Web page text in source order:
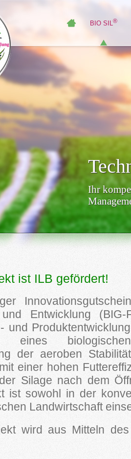
BIO SIL®
Ihr
ist ILB gefördert!
und Entwicklung
und
eines
der aeroben
einer hohen
Silage nach dem
ist sowohl in der
Landwirtschaft
wird aus Mitteln